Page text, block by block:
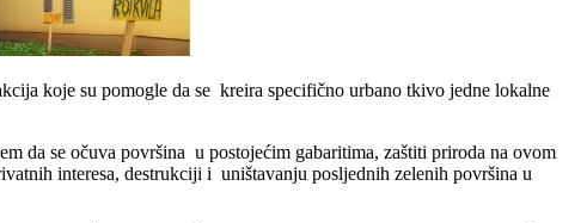
koje su pomogle da se kreira specifično urbano tkivo jedne lokalne
da se očuva površina u postojećim gabaritima, zaštiti priroda na ovom
interesa, destrukciji i uništavanju posljednih zelenih površina u